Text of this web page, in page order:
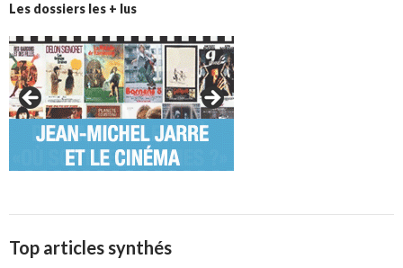
Les dossiers les + lus
Top articles synthés